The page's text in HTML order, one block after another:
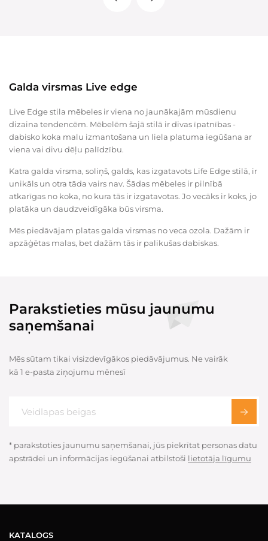
Galda virsmas Live edge
Live Edge stila mēbeles ir viena no jaunākajām mūsdienu
dizaina tendencēm. Mēbelēm šajā stilā ir divas īpatnības -
dabisko koka malu izmantošana un liela platuma iegūšana ar
viena vai divu dēļu palīdzību.
Katra galda virsma, soliņš, galds, kas izgatavots Life Edge stilā, ir
unikāls un otra tāda vairs nav. Šādas mēbeles ir pilnībā
atkarīgas no koka, no kura tās ir izgatavotas. Jo vecāks ir koks, jo
platāka un daudzveidīgāka būs virsma.
Mēs piedāvājam platas galda virsmas no veca ozola. Dažām ir
apzāģētas malas, bet dažām tās ir palikušas dabiskas. ​
Parakstieties mūsu jaunumu
saņemšanai
Mēs sūtam tikai visizdevīgākos piedāvājumus. Ne vairāk
kā 1 e-pasta ziņojumu mēnesī
* parakstoties jaunumu saņemšanai, jūs piekrītat personas datu
apstrādei un informācijas iegūšanai atbilstoši lietotāja līgumu
KATALOGS